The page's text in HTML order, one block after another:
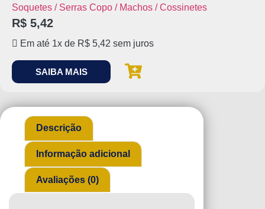
Soquetes / Serras Copo / Machos / Cossinetes
R$ 5,42
Em até 1x de R$ 5,42 sem juros
SAIBA MAIS
Descrição
Informação adicional
Avaliações (0)